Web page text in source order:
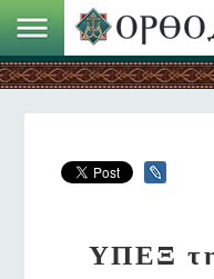
ΥΠΕΞ